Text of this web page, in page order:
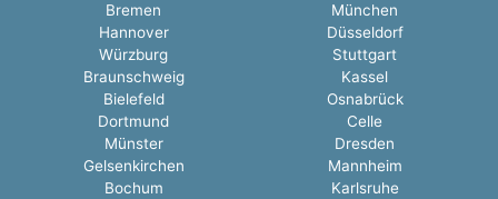
Bremen
München
Hannover
Düsseldorf
Würzburg
Stuttgart
Braunschweig
Kassel
Bielefeld
Osnabrück
Dortmund
Celle
Münster
Dresden
Gelsenkirchen
Mannheim
Bochum
Karlsruhe